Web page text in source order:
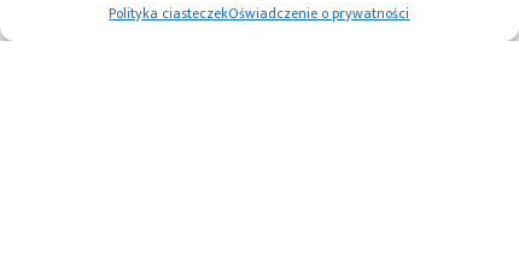
Polityka ciasteczekOświadczenie o prywatności
przyłączenia do sieci. Magazyny nie są